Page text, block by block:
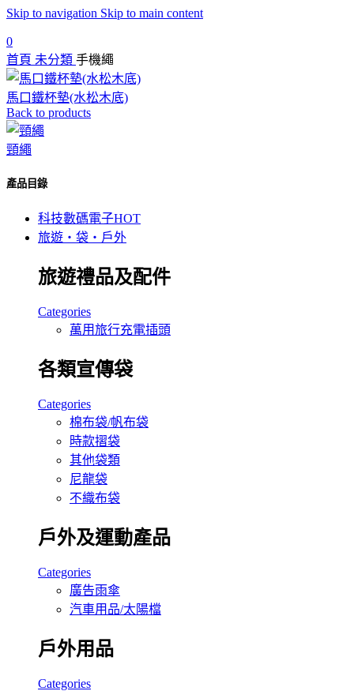
Skip to navigation Skip to main content
0
首頁 未分類 手機繩
馬口鐵杯墊(水松木底)
Back to products
頸繩
產品目錄
科技數碼電子HOT
旅遊‧袋‧戶外
旅遊禮品及配件
Categories
萬用旅行充電插頭
各類宣傳袋
Categories
棉布袋/帆布袋
時款摺袋
其他袋類
尼龍袋
不織布袋
戶外及運動產品
Categories
廣告雨傘
汽車用品/太陽檔
戶外用品
Categories